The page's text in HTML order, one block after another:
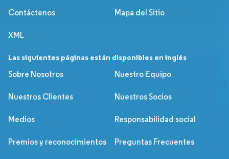
Contáctenos Mapa del Sitio
XML
Las siguientes páginas están disponibles en inglés
Sobre Nosotros
Nuestro Equipo
Nuestros Clientes Nuestros Socios
Medios Responsabilidad social
Premios y reconocimientos Preguntas Frecuentes